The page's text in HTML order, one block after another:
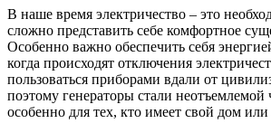
В наше время электричество – это
сложно представить себе комфортное
Особенно важно обеспечить себя
когда происходят отключения
пользоваться приборами вдали от
поэтому генераторы стали неотъемлемой
особенно для тех, кто имеет свой дом или